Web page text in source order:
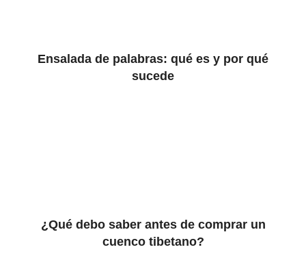
Ensalada de palabras: qué es y por qué
sucede
¿Qué debo saber antes de comprar un
cuenco tibetano?